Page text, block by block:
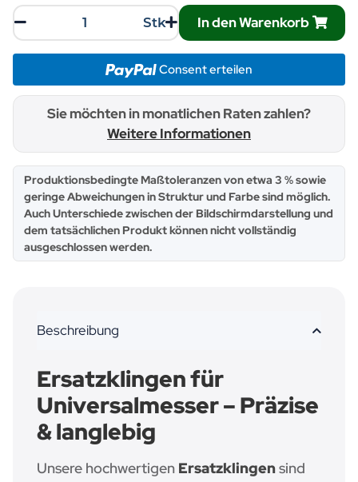
Stk In den Warenkorb
Consent erteilen
Sie möchten in monatlichen Raten zahlen?
Weitere Informationen
x
Produktionsbedingte Maßtoleranzen von etwa 3 % sowie
geringe Abweichungen in Struktur und Farbe sind möglich.
Auch Unterschiede zwischen der Bildschirmdarstellung und
dem tatsächlichen Produkt können nicht vollständig
ausgeschlossen werden.
Beschreibung
Ersatzklingen für
Universalmesser – Präzise
& langlebig
Unsere hochwertigen Ersatzklingensind